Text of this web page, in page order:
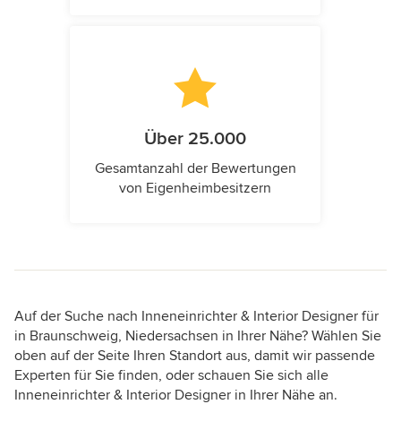
Über 25.000
Gesamtanzahl der Bewertungen
von Eigenheimbesitzern
Auf der Suche nach Inneneinrichter & Interior Designer für
in Braunschweig, Niedersachsen in Ihrer Nähe? Wählen Sie
oben auf der Seite Ihren Standort aus, damit wir passende
Experten für Sie finden, oder schauen Sie sich alle
Inneneinrichter & Interior Designer in Ihrer Nähe an.